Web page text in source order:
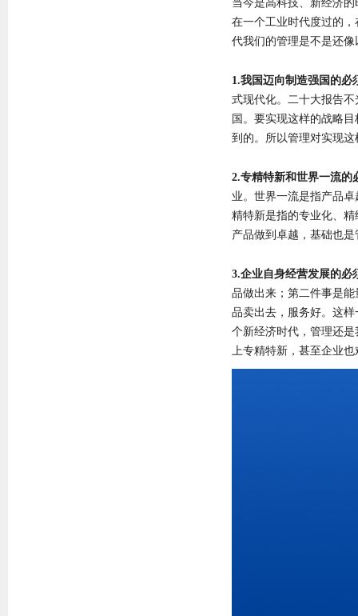
当今是高科技、新经济
在一个工业时代度过的
代我们的管理是不是还
1.我国迈向制造强国的必
式现代化。二十大报告
国。要实现这样的战略
到的。所以管理对实现
2.专精特新和世界一流的
业。世界一流是指产品
精特新是指的专业化、
产品做到卓越，基础也是
3.企业自身经营发展的必
品做出来；第二件事是
品卖出去，服务好。这
个新经济时代，管理还
上专精特新，甚至企业也